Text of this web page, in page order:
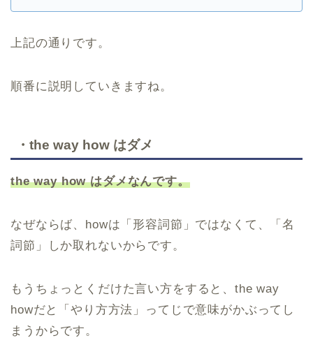
上記の通りです。
順番に説明していきますね。
・the way how はダメ
the way howはダメなんです。
なぜならば、howは「形容詞節」ではなくて、「名
詞節」しか取れないからです。
もうちょっとくだけた言い方をすると、the way
howだと「やり方方法」ってじで意味がかぶってし
まうからです。